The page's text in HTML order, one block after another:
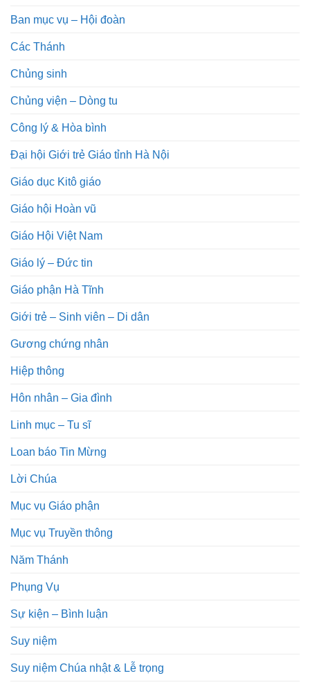
Ban mục vụ – Hội đoàn
Các Thánh
Chủng sinh
Chủng viện – Dòng tu
Công lý & Hòa bình
Đại hội Giới trẻ Giáo tỉnh Hà Nội
Giáo dục Kitô giáo
Giáo hội Hoàn vũ
Giáo Hội Việt Nam
Giáo lý – Đức tin
Giáo phận Hà Tĩnh
Giới trẻ – Sinh viên – Di dân
Gương chứng nhân
Hiệp thông
Hôn nhân – Gia đình
Linh mục – Tu sĩ
Loan báo Tin Mừng
Lời Chúa
Mục vụ Giáo phận
Mục vụ Truyền thông
Năm Thánh
Phụng Vụ
Sự kiện – Bình luận
Suy niệm
Suy niệm Chúa nhật & Lễ trọng